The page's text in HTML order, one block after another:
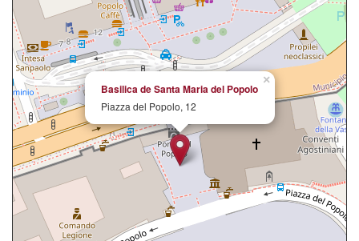
×
Basilica de Santa Maria del Popolo
Piazza del Popolo, 12